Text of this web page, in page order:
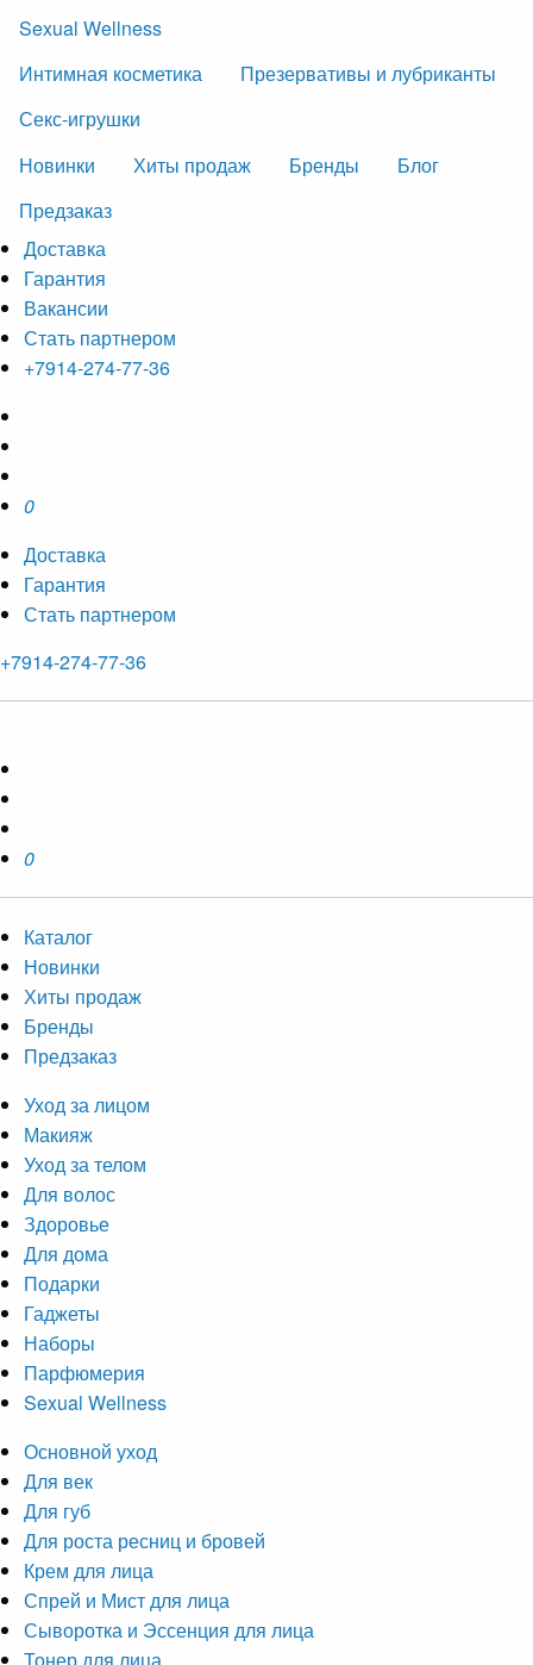
Sexual Wellness
Интимная косметика
Презервативы и лубриканты
Секс-игрушки
Новинки
Хиты продаж Бренды
Блог
Предзаказ
Доставка
Гарантия
Вакансии
Стать партнером
+7914-274-77-36
0
Доставка
Гарантия
Стать партнером
+7914-274-77-36
0
Каталог
Новинки
Хиты продаж
Бренды
Предзаказ
Уход за лицом
Макияж
Уход за телом
Для волос
Здоровье
Для дома
Подарки
Гаджеты
Наборы
Парфюмерия
Sexual Wellness
Основной уход
Для век
Для губ
Для роста ресниц и бровей
Крем для лица
Спрей и Мист для лица
Сыворотка и Эссенция для лица